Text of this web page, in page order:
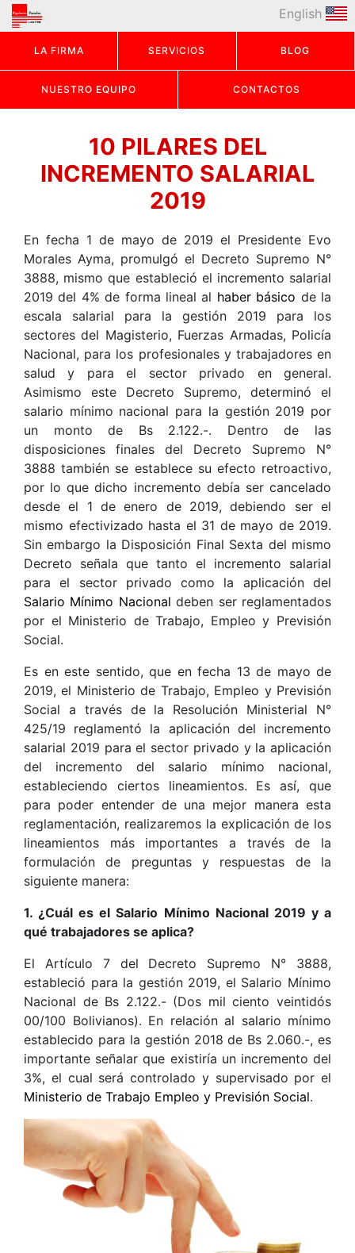
LA FIRMA SERVICIOS BLOG
NUESTRO EQUIPO CONTACTOS
English
10 PILARES DEL
INCREMENTO SALARIAL
2019
En fecha 1 de mayo de 2019 el Presidente Evo
Morales Ayma, promulgó el Decreto Supremo N°
3888, mismo que estableció el incremento salarial
2019 del 4% de forma lineal al haber básico de la
escala salarial para la gestión 2019 para los
sectores del Magisterio, Fuerzas Armadas, Policía
Nacional, para los profesionales y trabajadores en
salud y para el sector privado en general.
Asimismo este Decreto Supremo, determinó el
salario mínimo nacional para la gestión 2019 por
un monto de Bs 2.122.-. Dentro de las
disposiciones finales del Decreto Supremo N°
3888 también se establece su efecto retroactivo,
por lo que dicho incremento debía ser cancelado
desde el 1 de enero de 2019, debiendo ser el
mismo efectivizado hasta el 31 de mayo de 2019.
Sin embargo la Disposición Final Sexta del mismo
Decreto señala que tanto el incremento salarial
para el sector privado como la aplicación del
Salario Mínimo Nacional deben ser reglamentados
por el Ministerio de Trabajo, Empleo y Previsión
Social.
Es en este sentido, que en fecha 13 de mayo de
2019, el Ministerio de Trabajo, Empleo y Previsión
Social a través de la Resolución Ministerial N°
425/19 reglamentó la aplicación del incremento
salarial 2019 para el sector privado y la aplicación
del incremento del salario mínimo nacional,
estableciendo ciertos lineamientos. Es así, que
para poder entender de una mejor manera esta
reglamentación, realizaremos la explicación de los
lineamientos más importantes a través de la
formulación de preguntas y respuestas de la
siguiente manera:
1. ¿Cuál es el Salario Mínimo Nacional 2019 y a
qué trabajadores se aplica?
El Artículo 7 del Decreto Supremo N° 3888,
estableció para la gestión 2019, el Salario Mínimo
Nacional de Bs 2.122.- (Dos mil ciento veintidós
00/100 Bolivianos). En relación al salario mínimo
establecido para la gestión 2018 de Bs 2.060.-, es
importante señalar que existiría un incremento del
3%, el cual será controlado y supervisado por el
Ministerio de Trabajo Empleo y Previsión Social.